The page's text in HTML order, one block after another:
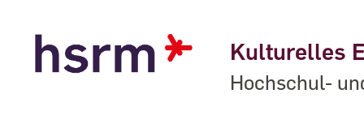
Kulturelles
Hochschul-